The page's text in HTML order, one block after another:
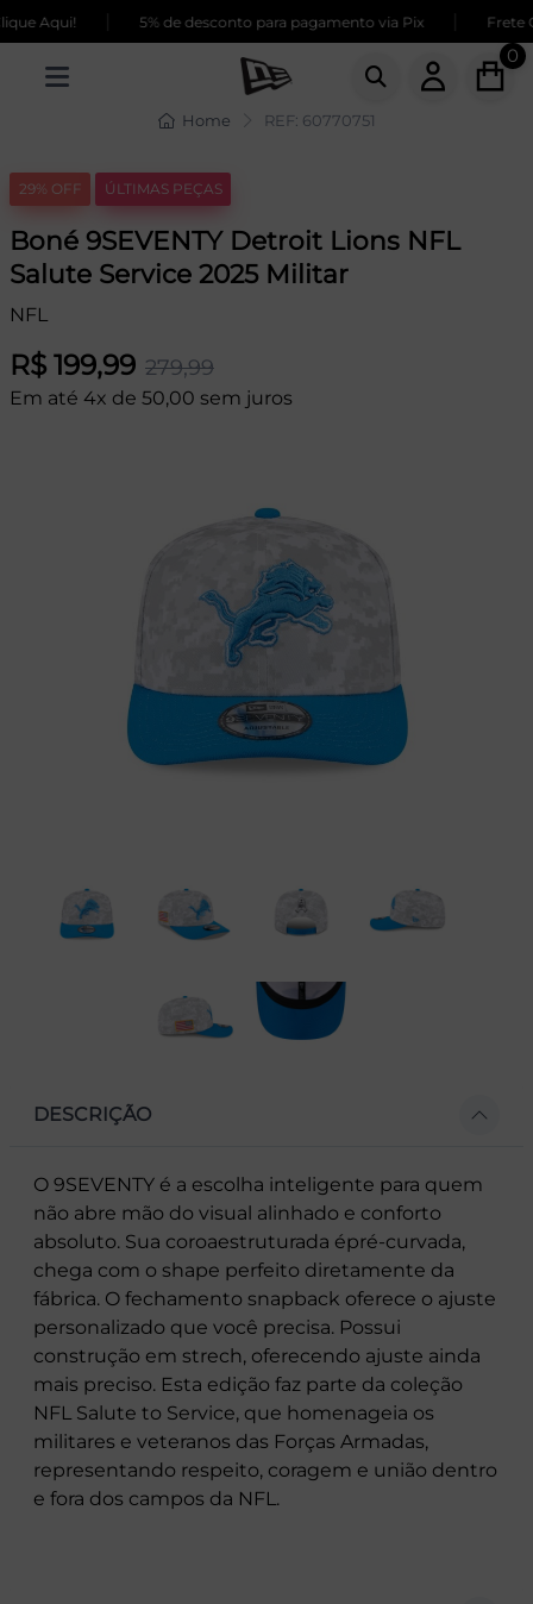
Aqui! 5% de desconto para pagamento via Pix Frete
0
Home REF: 60770751
29% OFF ÚLTIMAS PEÇAS
Boné 9SEVENTY Detroit Lions NFL
Salute Service 2025 Militar
NFL
R$ 199,99 279,99
Em até 4x de 50,00 sem juros
DESCRIÇÃO
O 9SEVENTY é a escolha inteligente para quem
não abre mão do visual alinhado e conforto
absoluto. Sua coroaestruturada épré-curvada,
chega com o shape perfeito diretamente da
fábrica. O fechamento snapback oferece o ajuste
personalizado que você precisa. Possui
construção em strech, oferecendo ajuste ainda
mais preciso. Esta edição faz parte da coleção
NFL Salute to Service, que homenageia os
militares e veteranos das Forças Armadas,
representando respeito, coragem e união dentro
e fora dos campos da NFL.